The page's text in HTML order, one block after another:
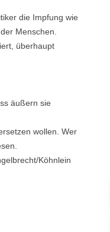
die Impfung wie
Menschen.
überhaupt
äußern sie
wollen. Wer
Köhnlein